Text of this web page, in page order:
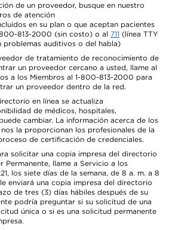
de un proveedor, busque en nuestro
de atención
en su plan o que aceptan pacientes
800-813-2000 (sin costo) o al 711 (línea TTY
problemas auditivos o del habla)
de tratamiento de reconocimiento de
un proveedor cercano a usted, llame al
a los Miembros al 1-800-813-2000 para
un proveedor dentro de la red.
en línea se actualiza
de médicos, hospitales,
cambiar. La información acerca de los
la proporcionan los profesionales de la
de certificación de credenciales.
solicitar una copia impresa del directorio
Permanente, llame a Servicio a los
los siete días de la semana, de 8 a. m. a 8
enviará una copia impresa del directorio
de tres (3) días hábiles después de su
podría preguntar si su solicitud de una
única o si es una solicitud permanente